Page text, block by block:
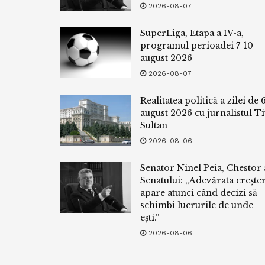
2026-08-07
SuperLiga, Etapa a IV-a,
programul perioadei 7-10
august 2026
2026-08-07
Realitatea politică a zilei de 6
august 2026 cu jurnalistul
Sultan
2026-08-06
Senator Ninel Peia, Chestor
Senatului: „Adevărata
apare atunci când decizi să
schimbi lucrurile de unde
ești.”
2026-08-06